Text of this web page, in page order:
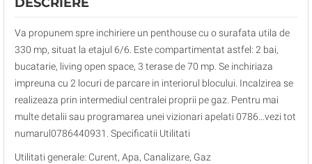
Va propunem spre inchiriere un penthouse cu o surafata utila de
330 mp, situat la etajul 6/6. Este compartimentat astfel: 2 bai,
bucatarie, living open space, 3 terase de 70 mp. Se inchiriaza
impreuna cu 2 locuri de parcare in interiorul blocului. Incalzirea se
realizeaza prin intermediul centralei proprii pe gaz. Pentru mai
multe detalii sau programarea unei vizionari apelati 0786...vezi tot
numarul0786440931. Specificatii Utilitati
Utilitati generale: Curent, Apa, Canalizare, Gaz